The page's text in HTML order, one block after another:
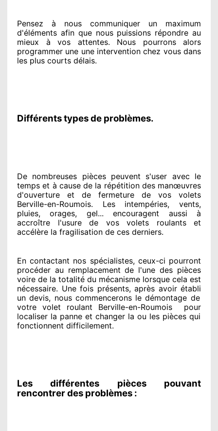
Pensez à nous communiquer un maximum
d'éléments afin que nous puissions répondre au
mieux à vos attentes. Nous pourrons alors
programmer une une intervention chez vousdans
les plus courts délais.
Différents types de problèmes.
De nombreuses pièces peuvent s'user avec le
temps et à causede la répétition des manœuvres
d'ouverture et de fermeture de vos volets
Berville-en-Roumois. Les intempéries, vents,
pluies, orages, gel... encouragent aussi à
accroître l'usure de vos volets roulants et
accélère la fragilisation de ces derniers.
En contactant nos spécialistes, ceux-ci pourront
procéder au remplacement de l'une des pièces
voire de la totalité du mécanisme lorsque cela est
nécessaire. Une fois présents, après avoir établi
un devis, nous commencerons le démontage de
votre volet roulant Berville-en-Roumois
pour
localiser la panne et changer la ou les pièces qui
fonctionnent difficilement.
Les différentes pièces pouvant
rencontrer des problèmes :